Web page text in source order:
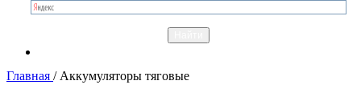
Главная / Аккумуляторы тяговые